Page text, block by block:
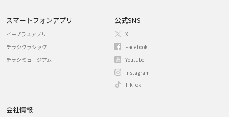
スマートフォンアプリ
イープラスアプリ
チラシクラシック
チラシミュージアム
公式SNS
X
Facebook
Youtube
Instagram
TikTok
会社情報